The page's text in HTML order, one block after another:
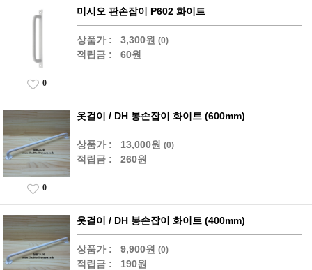
미시오 판손잡이 P602 화이트
상품가 : 3,300원 (0)
적립금 : 60원
0
옷걸이 / DH 봉손잡이 화이트 (600mm)
상품가 : 13,000원 (0)
적립금 : 260원
0
옷걸이 / DH 봉손잡이 화이트 (400mm)
상품가 : 9,900원 (0)
적립금 : 190원